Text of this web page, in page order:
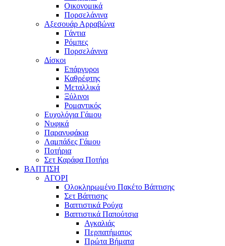
Οικονομικά
Πορσελάνινα
Αξεσουάρ Αρραβώνα
Γάντια
Ρόμπες
Πορσελάνινα
Δίσκοι
Επάργυροι
Καθρέφτης
Μεταλλικά
Ξύλινοι
Ρομαντικός
Ευχολόγια Γάμου
Νυφικά
Παρανυφάκια
Λαμπάδες Γάμου
Ποτήρια
Σετ Καράφα Ποτήρι
ΒΑΠΤΙΣΗ
ΑΓΟΡΙ
Ολοκληρωμένο Πακέτο Βάπτισης
Σετ Βάπτισης
Βαπτιστικά Ρούχα
Βαπτιστικά Παπούτσια
Αγκαλιάς
Περπατήματος
Πρώτα Βήματα